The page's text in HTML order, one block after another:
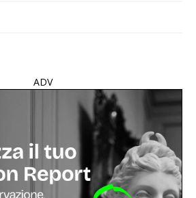
ADV